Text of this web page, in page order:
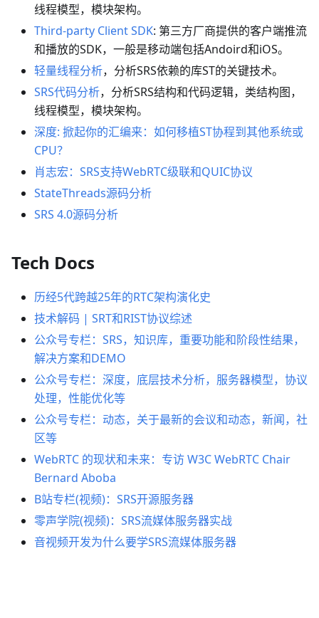
线程模型，模块架构。
Third-party Client SDK: 第三方厂商提供的客户端推流
和播放的SDK，一般是移动端包括Andoird和iOS。
轻量线程分析，分析SRS依赖的库ST的关键技术。
SRS代码分析，分析SRS结构和代码逻辑，类结构图，
线程模型，模块架构。
深度: 掀起你的汇编来：如何移植ST协程到其他系统或
CPU？
肖志宏：SRS支持WebRTC级联和QUIC协议
StateThreads源码分析
SRS 4.0源码分析
Tech Docs
历经5代跨越25年的RTC架构演化史
技术解码 | SRT和RIST协议综述
公众号专栏：SRS，知识库，重要功能和阶段性结果，
解决方案和DEMO
公众号专栏：深度，底层技术分析，服务器模型，协议
处理，性能优化等
公众号专栏：动态，关于最新的会议和动态，新闻，社
区等
WebRTC 的现状和未来：专访 W3C WebRTC Chair
Bernard Aboba
B站专栏(视频)：SRS开源服务器
零声学院(视频)：SRS流媒体服务器实战
音视频开发为什么要学SRS流媒体服务器